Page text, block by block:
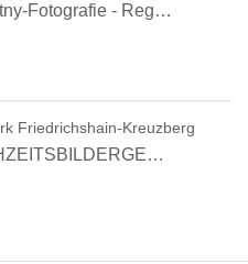
Sablotny-Fotografie - Regina Sablotny
Friedrichshain-Kreuzberg
HOCHZEITSBILDERGESCHICHTEN